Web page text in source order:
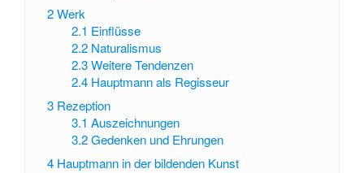
2Werk
2.1 Einflüsse
2.2 Naturalismus
2.3 Weitere Tendenzen
2.4 Hauptmann als Regisseur
3 Rezeption
3.1 Auszeichnungen
3.2 Gedenken und Ehrungen
4 Hauptmann in der bildenden Kunst